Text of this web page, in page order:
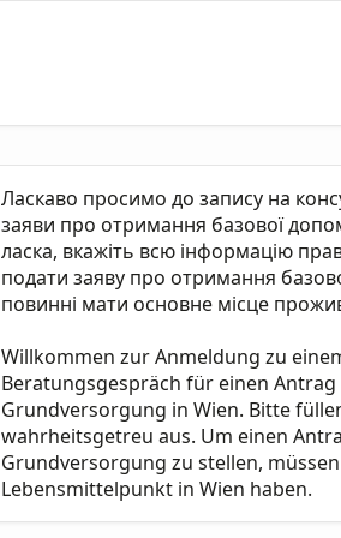
Ласкаво просимо до запису на
заяви про отримання базової
ласка, вкажіть всю інформацію
подати заяву про отримання
повинні мати основне місце
Willkommen zur Anmeldung zu
Beratungsgespräch für einen
Grundversorgung in Wien. Bitte
wahrheitsgetreu aus. Um einen
Grundversorgung zu stellen,
Lebensmittelpunkt in Wien haben.